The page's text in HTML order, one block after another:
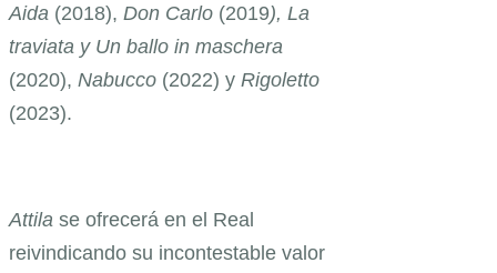
Aida (2018), Don Carlo (2019), La
traviata y Un ballo in maschera
(2020), Nabucco (2022) y Rigoletto
(2023).
Attila se ofrecerá en el Real
reivindicando su incontestable valor